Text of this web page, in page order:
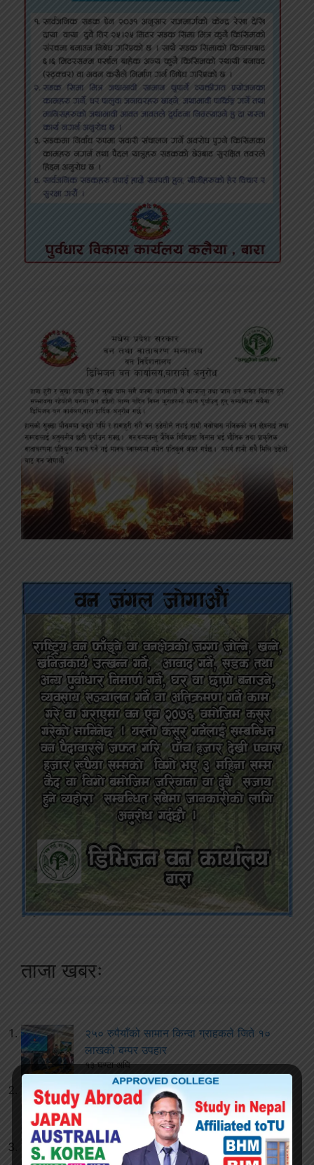
ताजा खबरः
२५० रुपैयाँको सामान किन्दा ग्राहकले जिते १०
लाखको बम्पर उपहार
१३ घण्टा अघि
घुस आरोप लागेका कर्मचारीलाई जीतपुरसिमरा
उपमहानगरबाट हटाइयो
जीतपुरसिमरामा पान बन्द गर्ने क्रममा घुस लिएको